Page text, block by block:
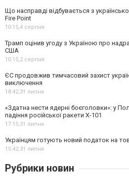
Що насправді відбувається з
Fire Point
10:15,4 серпня
Трамп оцінив угоду з Україною про
США
10:15,2 серпня
ЄС продовжив тимчасовий захист
виключення
18:42,31 липня
«Здатна нести ядерні боєголовки»: у
падіння російської ракети Х-101
17:15,31 липня
Українцям готують новий податок на
15:42,31 липня
Рубрики новин